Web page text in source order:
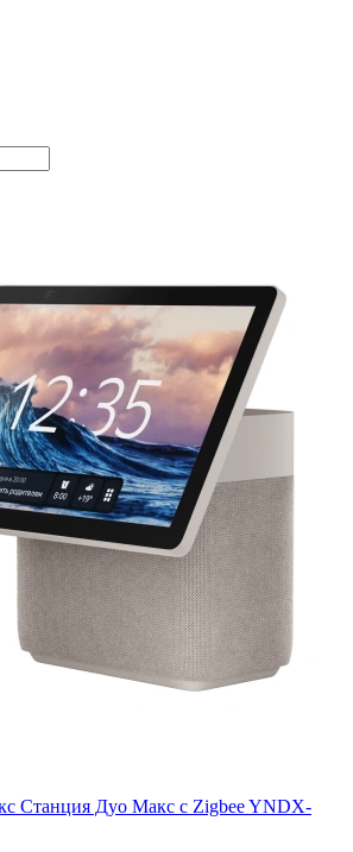
Станция Дуо Макс c Zigbee YNDX-